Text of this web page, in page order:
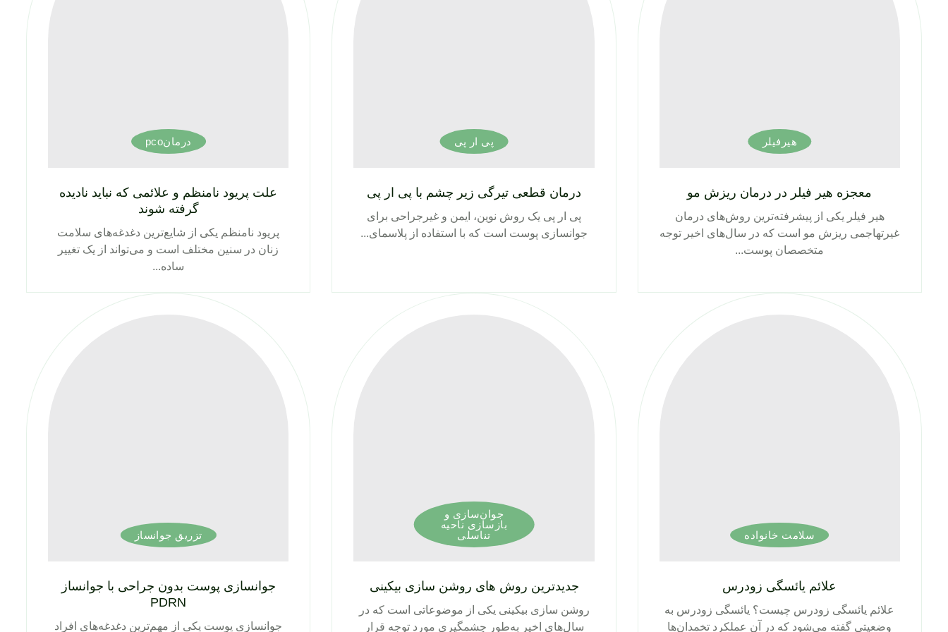
هیرفیلر
معجزه هیر فیلر در درمان ریزش مو
هیر فیلر یکی از پیشرفته‌ترین روش‌های درمان
غیرتهاجمی ریزش مو است که در سال‌های اخیر توجه
متخصصان پوست...
پی ار پی
درمان قطعی تیرگی زیر چشم با پی ار پی
پی ار پی یک روش نوین، ایمن و غیرجراحی برای
جوانسازی پوست است که با استفاده از پلاسمای...
درمانpco
علت پریود نامنظم و علائمی که نباید نادیده
گرفته شوند
پریود نامنظم یکی از شایع‌ترین دغدغه‌های سلامت
زنان در سنین مختلف است و می‌تواند از یک تغییر
ساده...
سلامت خانواده
علائم یائسگی زودرس
علائم یائسگی زودرس چیست؟ یائسگی زودرس به
وضعیتی گفته می‌شود که در آن عملکرد تخمدان‌ها
جوان‌سازی و
بازسازی ناحیه
تناسلی
جدیدترین روش های روشن سازی بیکینی
روشن سازی بیکینی یکی از موضوعاتی است که در
سال‌های اخیر به‌طور چشمگیری مورد توجه قرار
تزریق جوانساز
جوانسازی پوست بدون جراحی با جوانساز
PDRN
جوانسازی پوست یکی از مهم‌ترین دغدغه‌های افراد